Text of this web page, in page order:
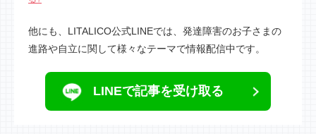
他にも、LITALICO公式LINEでは、発達障害のお子さまの
進路や自立に関して様々なテーマで情報配信中です。
LINEで記事を受け取る